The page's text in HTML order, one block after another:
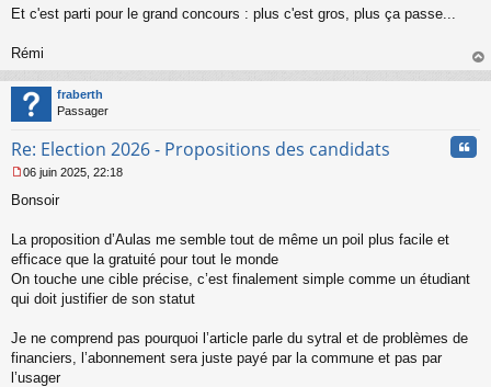
s
e
n
o
n
l
Et c'est parti pour le grand concours : plus c'est gros, plus ça passe...
Rémi
au
fraberth
Passager
Re: Election 2026 - Propositions des candidats
e
s
a
g
e
n
n
u
06 juin 2025, 22:18
Bonsoir
La proposition d’Aulas me semble tout de même un poil plus facile et
efficace que la gratuité pour tout le monde
On touche une cible précise, c’est finalement simple comme un étudiant
qui doit justifier de son statut
Je ne comprend pas pourquoi l’article parle du sytral et de problèmes de
financiers, l’abonnement sera juste payé par la commune et pas par
l’usager